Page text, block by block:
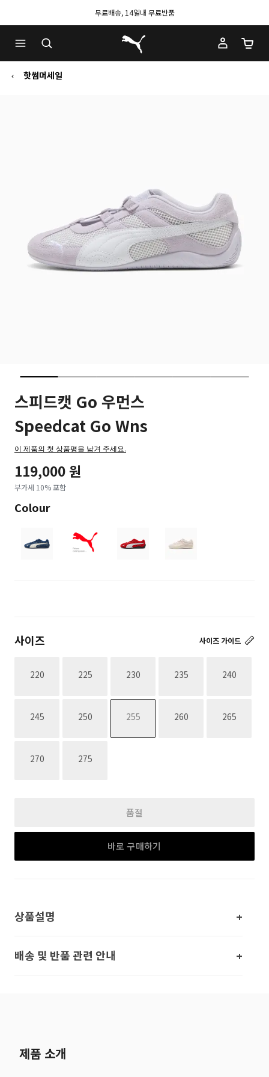
무료배송, 14일내 무료반품
푸마 홈
장바
핫썸머세일
스피드캣 Go 우먼스
Speedcat Go Wns
이 제품의 첫 상품평을 남겨 주세요.
119,000 원
부가세 10% 포함
Colour
사이즈 가이드
사이즈
220재고없음 225재고없음 230재고없음 235재고없음 240재고없음
245재고없음 250재고없음 255재고없음 260재고없음 265재고없음
270재고없음 275재고없음
품절
바로 구매하기
상품설명
배송 및 반품 관련 안내
제품 소개